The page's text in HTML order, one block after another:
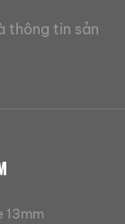
thông tin sản
13mm